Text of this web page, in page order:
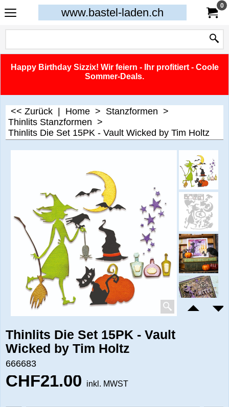
www.bastel-laden.ch
0
Happy Birthday Sizzix! Wir feiern - Ihr profitiert - Coole
Sommer-Deals.
<< Zurück Home > Stanzformen >
Thinlits Stanzformen >
Thinlits Die Set 15PK - Vault Wicked by Tim Holtz
Thinlits Die Set 15PK - Vault
Wicked by Tim Holtz
666683
CHF21.00 inkl. MWST